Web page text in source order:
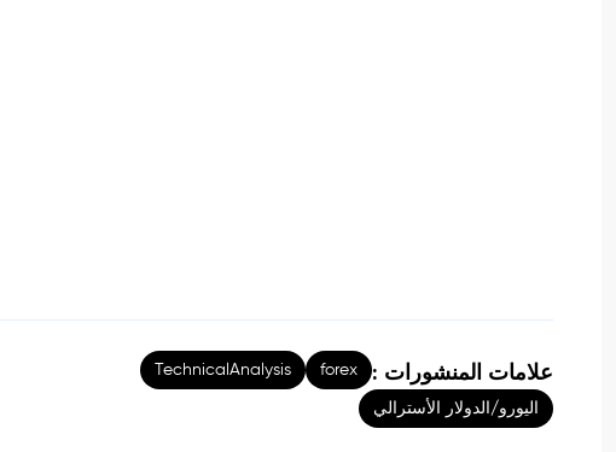
علامات المنشورات : forex
TechnicalAnalysis
اليورو/الدولار الأسترالي